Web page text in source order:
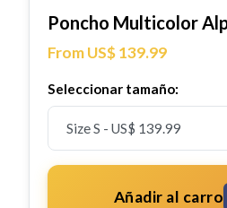
Poncho Multicolor
From US$ 139.99
Seleccionar tamaño:
Añadir al carro